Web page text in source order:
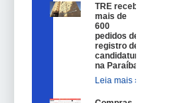
TRE recebe
mais de
600
pedidos de
registro de
candidatura
na Paraíba
Leia mais »